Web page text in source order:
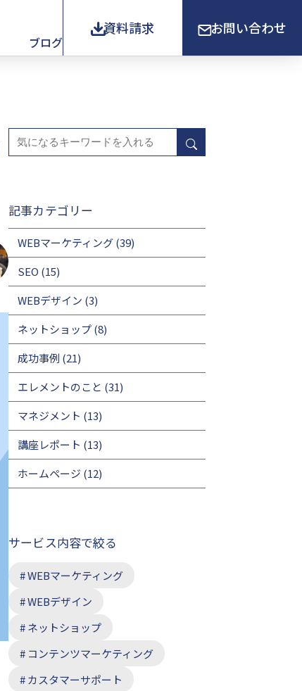
ブログ
資料請求 お問い合わせ
記事カテゴリー
WEBマーケティング(39)
SEO (15)
WEBデザイン (3)
ネットショップ(8)
成功事例 (21)
エレメントのこと (31)
マネジメント (13)
講座レポート (13)
ホームページ (12)
サービス内容で絞る
WEBマーケティング
WEBデザイン
ネットショップ
コンテンツマーケティング
カスタマーサポート